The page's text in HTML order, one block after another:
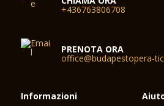
+436763806708
PRENOTA ORA
office@budapestopera-
Informazioni